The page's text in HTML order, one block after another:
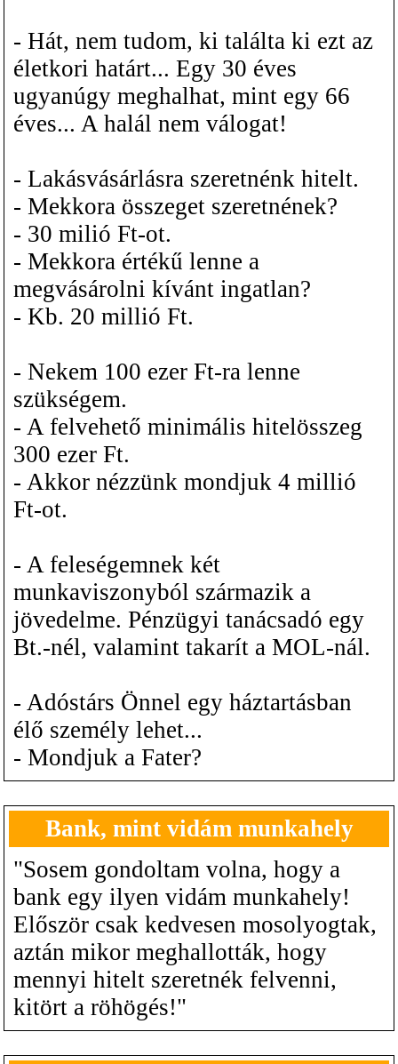
- Hát, nem tudom, ki találta ki ezt az
életkori határt... Egy 30 éves
ugyanúgy meghalhat, mint egy 66
éves... A halál nem válogat!
- Lakásvásárlásra szeretnénk hitelt.
- Mekkora összeget szeretnének?
- 30 milió Ft-ot.
- Mekkora értékű lenne a
megvásárolni kívánt ingatlan?
- Kb. 20 millió Ft.
- Nekem 100 ezer Ft-ra lenne
szükségem.
- A felvehető minimális hitelösszeg
300 ezer Ft.
- Akkor nézzünk mondjuk 4 millió
Ft-ot.
- A feleségemnek két
munkaviszonyból származik a
jövedelme. Pénzügyi tanácsadó egy
Bt.-nél, valamint takarít a MOL-nál.
- Adóstárs Önnel egy háztartásban
élő személy lehet...
- Mondjuk a Fater?
Bank, mint vidám munkahely
"Sosem gondoltam volna, hogy a
bank egy ilyen vidám munkahely!
Először csak kedvesen mosolyogtak,
aztán mikor meghallották, hogy
mennyi hitelt szeretnék felvenni,
kitört a röhögés!"